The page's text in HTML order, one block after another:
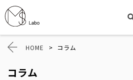
HOME > コラム
コラム